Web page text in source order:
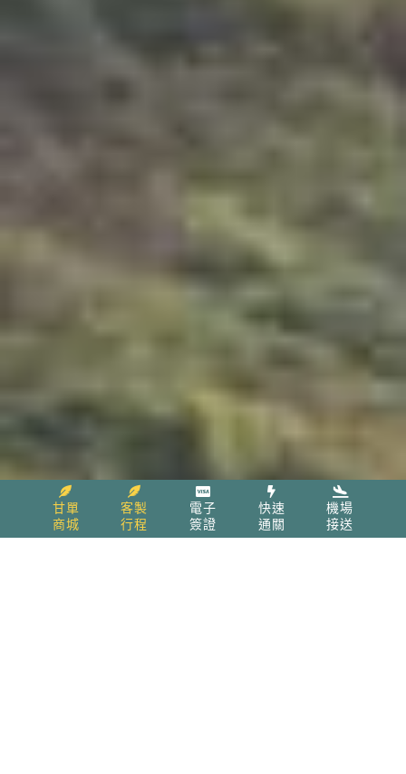
甘單
商城
客製
行程
電子
簽證
快速
通關
機場
接送